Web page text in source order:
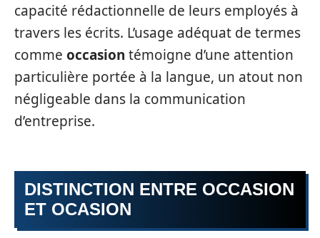
capacité rédactionnelle de leurs employés à
travers les écrits. L’usage adéquat de termes
comme occasion témoigne d’une attention
particulière portée à la langue, un atout non
négligeable dans la communication
d’entreprise.
DISTINCTION ENTRE OCCASION
ET OCASION